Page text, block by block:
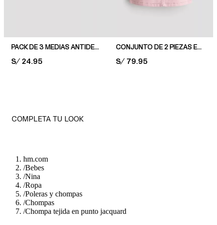
PACK DE 3 MEDIAS ANTIDESLIZANTES
PRICE:
S/ 24.95
CONJUNTO DE 2 PIEZAS EN ALGODÓN
PRICE:
S/ 79.95
COMPLETA TU LOOK
hm.com
/Bebes
/Nina
/Ropa
/Poleras y chompas
/Chompas
/Chompa tejida en punto jacquard